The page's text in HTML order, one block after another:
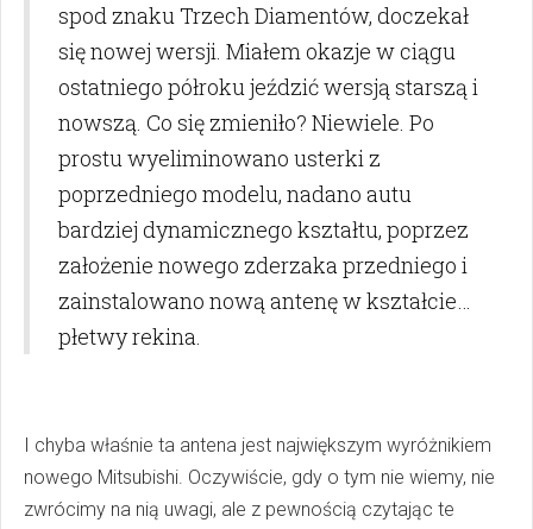
spod znaku Trzech Diamentów, doczekał
się nowej wersji. Miałem okazje w ciągu
ostatniego półroku jeździć wersją starszą i
nowszą. Co się zmieniło? Niewiele. Po
prostu wyeliminowano usterki z
poprzedniego modelu, nadano autu
bardziej dynamicznego kształtu, poprzez
założenie nowego zderzaka przedniego i
zainstalowano nową antenę w kształcie…
płetwy rekina.
I chyba właśnie ta antena jest największym wyróżnikiem
nowego Mitsubishi. Oczywiście, gdy o tym nie wiemy, nie
zwrócimy na nią uwagi, ale z pewnością czytając te